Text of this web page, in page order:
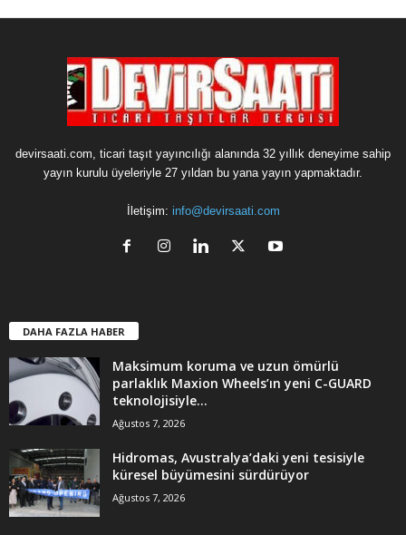
devirsaati.com, ticari taşıt yayıncılığı alanında 32 yıllık deneyime sahip
yayın kurulu üyeleriyle 27 yıldan bu yana yayın yapmaktadır.
İletişim: info@devirsaati.com
DAHA FAZLA HABER
Maksimum koruma ve uzun ömürlü
parlaklık Maxion Wheels’ın yeni C-GUARD
teknolojisiyle...
Ağustos 7, 2026
Hidromas, Avustralya’daki yeni tesisiyle
küresel büyümesini sürdürüyor
Ağustos 7, 2026